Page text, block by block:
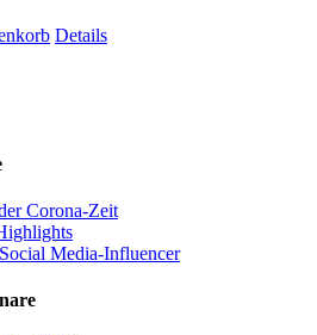
Details
Corona-Zeit
Media-Influencer